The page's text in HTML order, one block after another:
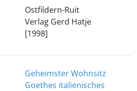
Ostfildern-Ruit
Verlag Gerd Hatje
[1998]
Geheimster Wohnsitz
Goethes italienisches